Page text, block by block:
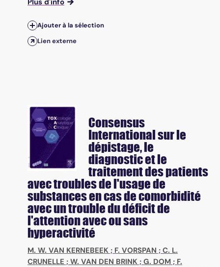
Plus d'info
Ajouter à la sélection
Lien externe
Consensus
International sur le
dépistage, le
diagnostic et le
traitement des patients
avec troubles de l'usage de
substances en cas de comorbidité
avec un trouble du déficit de
l'attention avec ou sans
hyperactivité
M. W. VAN KERNEBEEK ; F. VORSPAN ; C. L.
CRUNELLE ; W. VAN DEN BRINK ; G. DOM ; F.